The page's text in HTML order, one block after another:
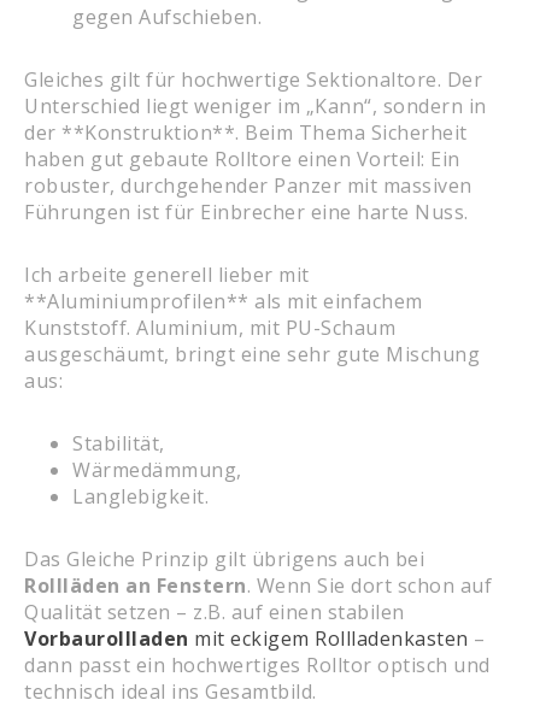
gegen Aufschieben.
Gleiches gilt für hochwertige Sektionaltore. Der
Unterschied liegt weniger im „Kann“, sondern in
der **Konstruktion**. Beim Thema Sicherheit
haben gut gebaute Rolltore einen Vorteil: Ein
robuster, durchgehender Panzer mit massiven
Führungen ist für Einbrecher eine harte Nuss.
Ich arbeite generell lieber mit
**Aluminiumprofilen** als mit einfachem
Kunststoff. Aluminium, mit PU-Schaum
ausgeschäumt, bringt eine sehr gute Mischung
aus:
Stabilität,
Wärmedämmung,
Langlebigkeit.
Das Gleiche Prinzip gilt übrigens auch bei
Rollläden an Fenstern. Wenn Sie dort schon auf
Qualität setzen – z.B. auf einen stabilen
Vorbaurollladen mit eckigem Rollladenkasten –
dann passt ein hochwertiges Rolltor optisch und
technisch ideal ins Gesamtbild.